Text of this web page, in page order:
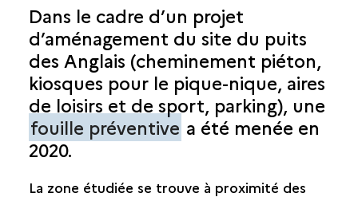
LA POSSESSION
SAINT-ANDRÉ
SAINT-BENOÎT
SAINT-DENIS
Dans le cadre d’un projet
d’aménagement du site du puits
des Anglais (cheminement piéton,
kiosques pour le pique-nique, aires
de loisirs et de sport, parking), une
fouille préventive a été menée en
2020.
La zone étudiée se trouve à proximité des